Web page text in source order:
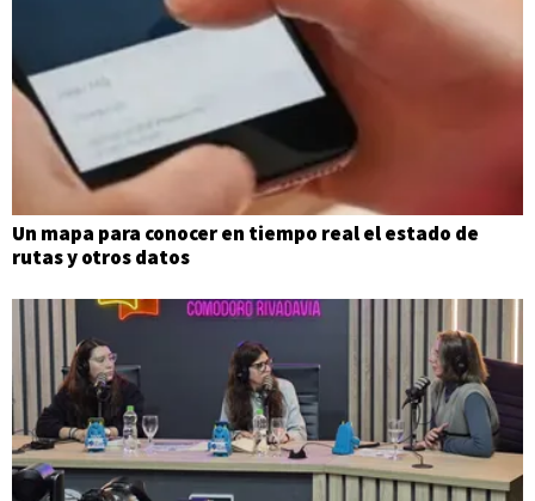
Un mapa para conocer en tiempo real el estado de
rutas y otros datos